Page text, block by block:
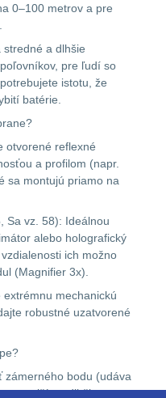
0–100 metrov a pre
stredné a dlhšie
pre ľudí so
istotu, že
batérie.
otvorené reflexné
a profilom (napr.
sa montujú priamo na
Sa vz. 58): Ideálnou
alebo holografický
ich možno
(Magnifier 3x).
extrémnu mechanickú
robustné uzatvorené
zámerného bodu (udáva
na dlhšie